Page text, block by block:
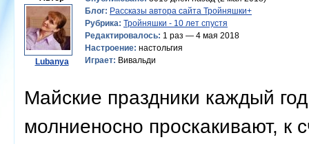
Lubanya
Блог: Рассказы автора сайта Тройняшки+
Рубрика: Тройняшки - 10 лет спустя
Редактировалось: 1 раз — 4 мая 2018
Настроение: настольгия
Играет: Вивальди
Майские праздники каждый
молниеносно проскакивают, к